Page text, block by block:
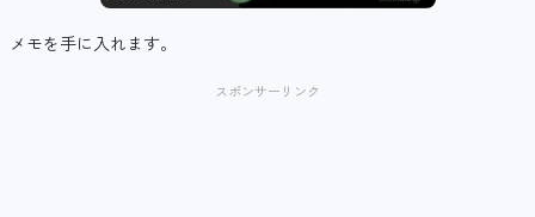
メモを手に入れます。
スポンサーリンク